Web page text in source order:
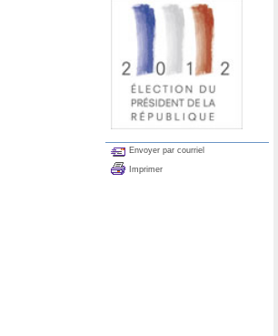
Envoyer par courriel
Imprimer